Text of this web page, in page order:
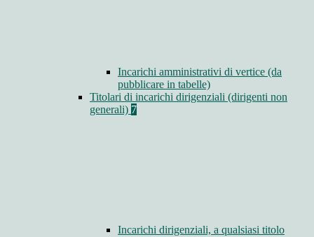
Incarichi amministrativi di vertice (da
pubblicare in tabelle)
Titolari di incarichi dirigenziali (dirigenti non
generali) 7
Incarichi dirigenziali, a qualsiasi titolo